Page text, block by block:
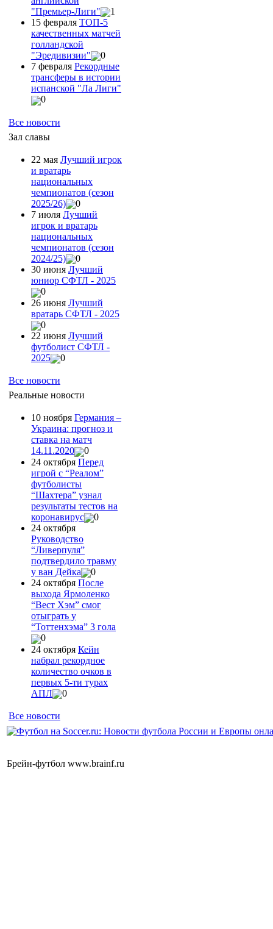
"Премьер-Лиги"
1
15 февраля ТОП-5
качественных матчей
голландской
"Эредивизии"
0
7 февраля Рекордные
трансферы в истории
испанской "Ла Лиги"
0
Все новости
Зал славы
22 мая Лучший игрок
и вратарь
национальных
чемпионатов (сезон
2025/26)
0
7 июля Лучший
игрок и вратарь
национальных
чемпионатов (сезон
2024/25)
0
30 июня Лучший
юниор СФТЛ - 2025
0
26 июня Лучший
вратарь СФТЛ - 2025
0
22 июня Лучший
футболист СФТЛ -
2025
0
Все новости
Реальные новости
10 ноября Германия –
Украина: прогноз и
ставка на матч
14.11.2020
0
24 октября Перед
игрой с “Реалом”
футболисты
“Шахтера” узнал
результаты тестов на
коронавирус
0
24 октября
Руководство
“Ливерпуля”
подтвердило травму
у ван Дейка
0
24 октября После
выхода Ярмоленко
“Вест Хэм” смог
отыграть у
“Тоттенхэма” 3 гола
0
24 октября Кейн
набрал рекордное
количество очков в
первых 5-ти турах
АПЛ
0
Все новости
Брейн-футбол www.brainf.ru